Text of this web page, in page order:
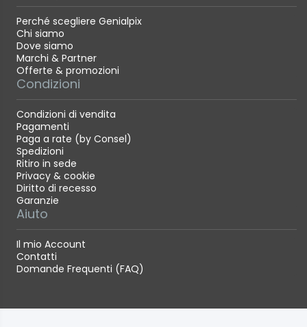
Perché scegliere Genialpix
Chi siamo
Dove siamo
Marchi & Partner
Offerte & promozioni
Condizioni
Condizioni di vendita
Pagamenti
Paga a rate (by Consel)
Spedizioni
Ritiro in sede
Privacy & cookie
Diritto di recesso
Garanzie
Aiuto
Il mio Account
Contatti
Domande Frequenti (FAQ)